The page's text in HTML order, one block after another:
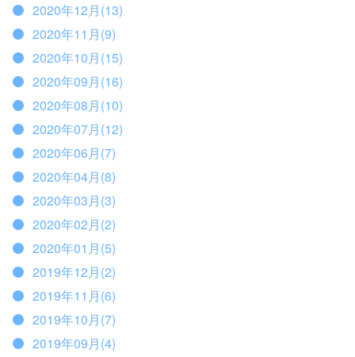
2020年12月(13)
2020年11月(9)
2020年10月(15)
2020年09月(16)
2020年08月(10)
2020年07月(12)
2020年06月(7)
2020年04月(8)
2020年03月(3)
2020年02月(2)
2020年01月(5)
2019年12月(2)
2019年11月(6)
2019年10月(7)
2019年09月(4)